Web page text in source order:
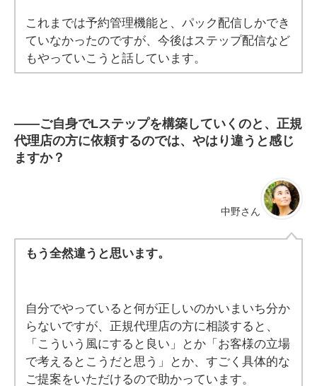
これまでは予約管理機能と、パック配信しかでき
ていなかったのですが、今後はステップ配信など
もやっていこうと話しています。
――ご自身でLステップを構築していくのと、正規
代理店の方に依頼するのでは、やはり違うと感じ
ますか？
中野さん
もう全然違うと思います。
自分でやっていると何が正しいのかいまいち分か
らないですが、正規代理店の方に相談すると、
「こういう風にすると良い」とか「お客様の立場
で考えるとこうだと思う」とか、すごく具体的な
ご提案をいただけるので助かっています。